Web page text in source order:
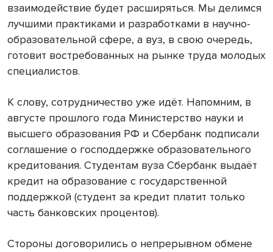
взаимодействие будет расширяться. Мы делимся
лучшими практиками и разработками в научно-
образовательной сфере, а вуз, в свою очередь,
готовит востребованных на рынке труда молодых
специалистов.
К слову, сотрудничество уже идёт. Напомним, в
августе прошлого года Министерство науки и
высшего образования РФ и Сбербанк подписали
соглашение о господдержке образовательного
кредитования. Студентам вуза Сбербанк выдаёт
кредит на образование с государственной
поддержкой (студент за кредит платит только
часть банковских процентов).
Стороны договорились о непрерывном обмене